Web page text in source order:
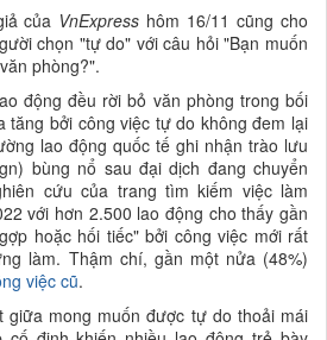
của VnExpress hôm 16/11 cũng cho
chọn "tự do" với câu hỏi "Bạn muốn
phòng?".
động đều rời bỏ văn phòng trong bối
tăng bởi công việc tự do không đem lại
lao động quốc tế ghi nhận trào lưu
bùng nổ sau đại dịch đang chuyển
cứu của trang tìm kiếm việc làm
với hơn 2.500 lao động cho thấy gần
hoặc hối tiếc" bởi công việc mới rất
làm. Thậm chí, gần một nửa (48%)
việc cũ.
giữa mong muốn được tự do thoải mái